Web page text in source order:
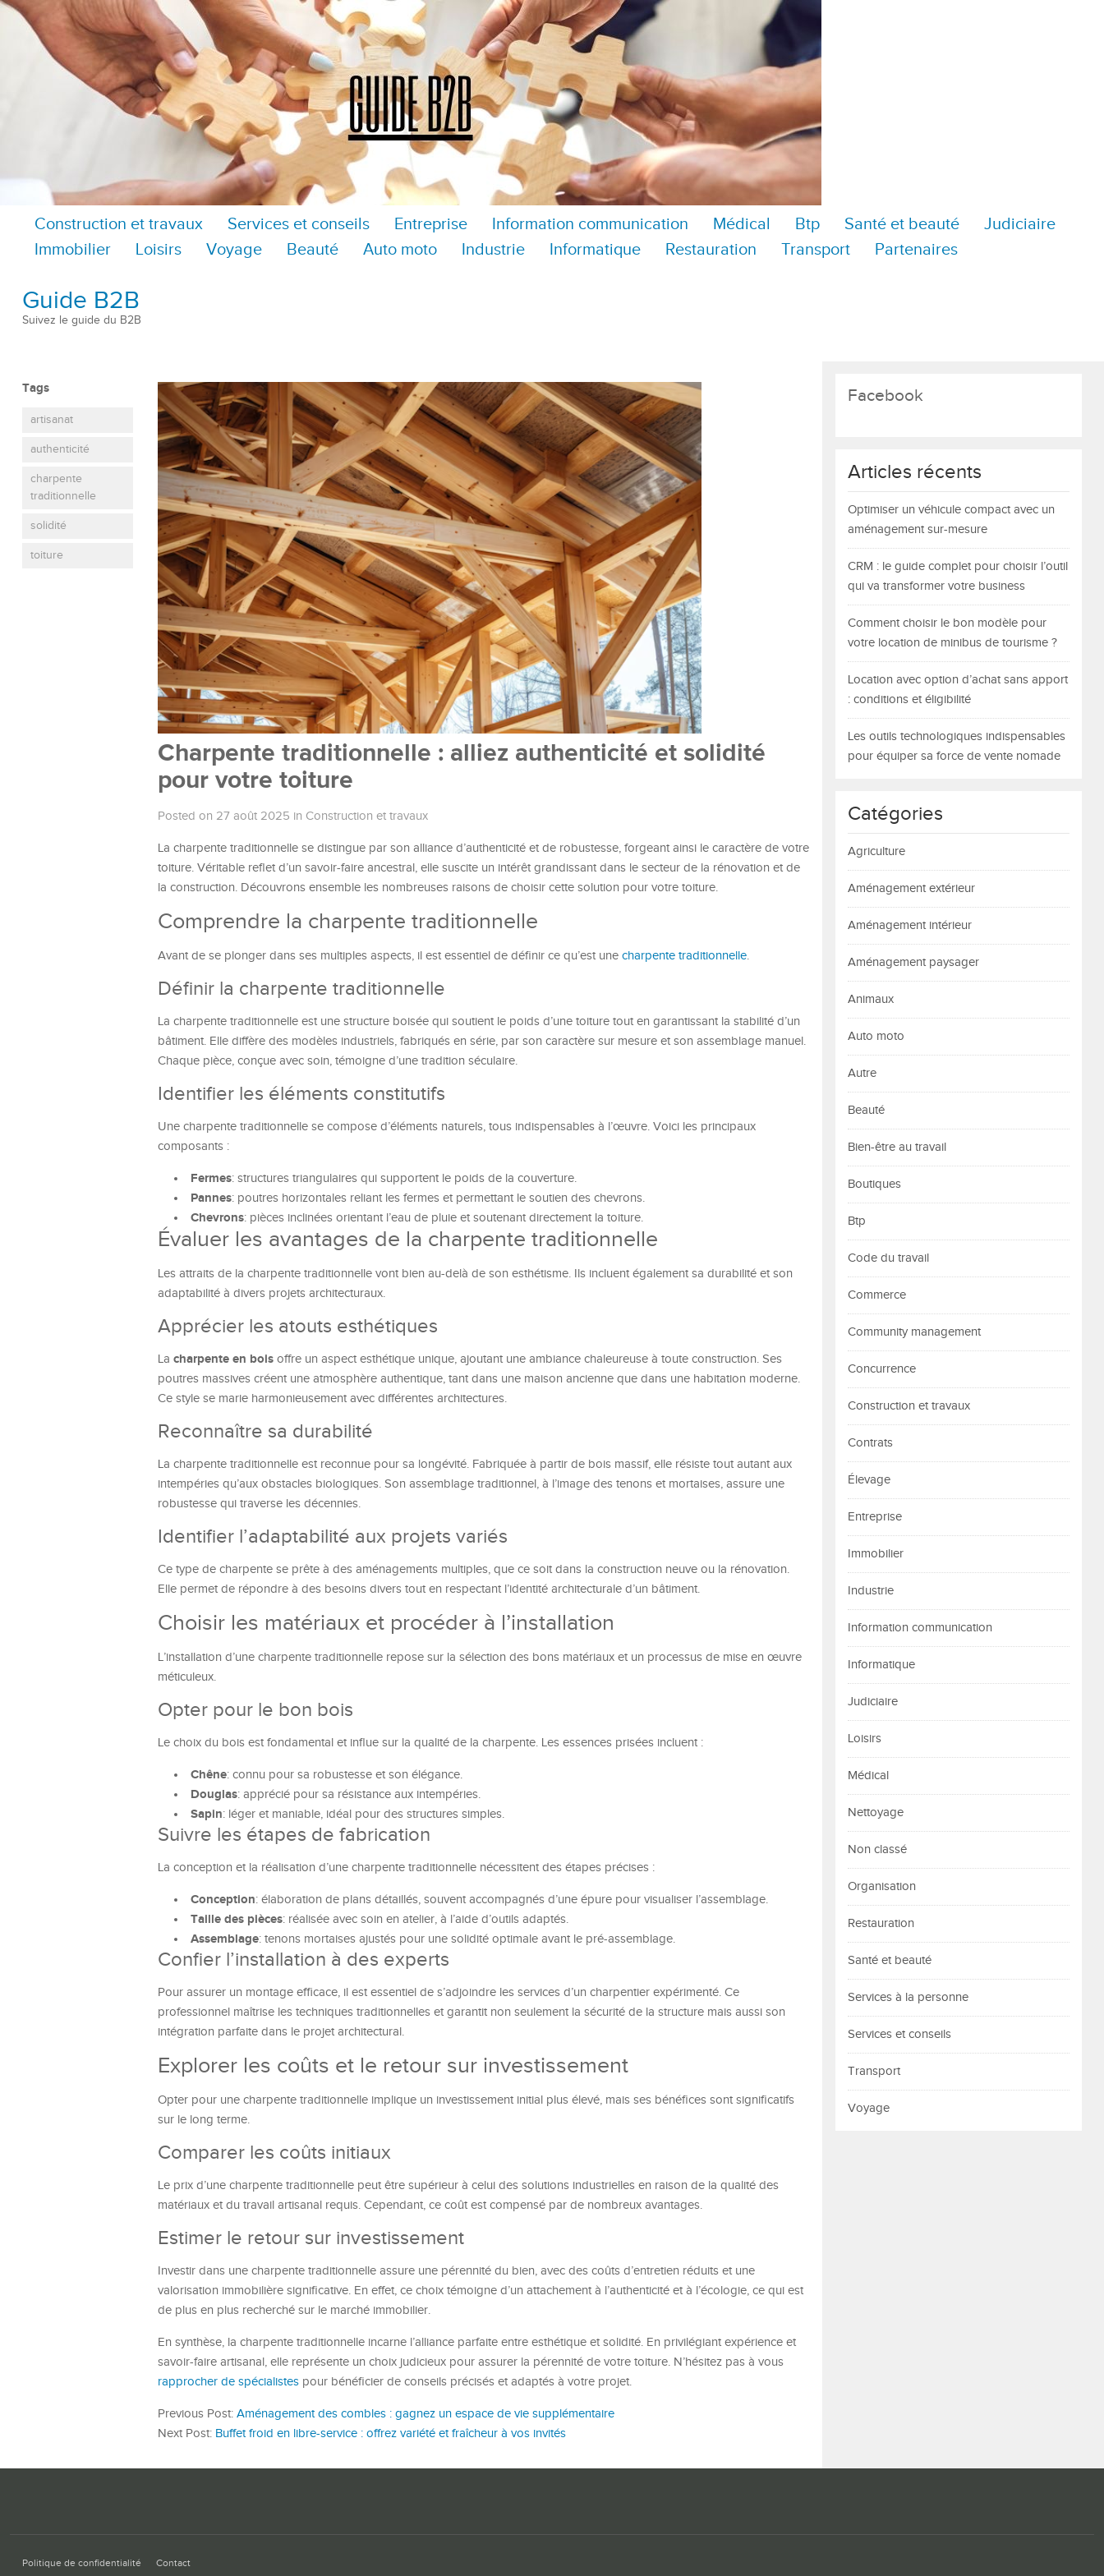
Construction et travaux Services et conseils Entreprise Information communication Médical Btp Santé et beauté
Judiciaire
Immobilier
Loisirs Voyage Beauté Auto moto Industrie Informatique Restauration Transport Partenaires
Guide B2B
Suivez le guide du B2B
Tags
artisanat
authenticité
charpente
traditionnelle
solidité
toiture
Charpente traditionnelle : alliez authenticité et solidité
pour votre toiture
Posted on 27 août 2025 in Construction et travaux
La charpente traditionnelle se distingue par son alliance d’authenticité et de robustesse, forgeant ainsi le caractère de votre
toiture. Véritable reflet d’un savoir-faire ancestral, elle suscite un intérêt grandissant dans le secteur de la rénovation et de
la construction. Découvrons ensemble les nombreuses raisons de choisir cette solution pour votre toiture.
Comprendre la charpente traditionnelle
Avant de se plonger dans ses multiples aspects, il est essentiel de définir ce qu’est une charpente traditionnelle.
Définir la charpente traditionnelle
La charpente traditionnelle est une structure boisée qui soutient le poids d’une toiture tout en garantissant la stabilité d’un
bâtiment. Elle diffère des modèles industriels, fabriqués en série, par son caractère sur mesure et son assemblage manuel.
Chaque pièce, conçue avec soin, témoigne d’une tradition séculaire.
Identifier les éléments constitutifs
Une charpente traditionnelle se compose d’éléments naturels, tous indispensables à l’œuvre. Voici les principaux
composants :
Fermes: structures triangulaires qui supportent le poids de la couverture.
Pannes: poutres horizontales reliant les fermes et permettant le soutien des chevrons.
Chevrons: pièces inclinées orientant l’eau de pluie et soutenant directement la toiture.
Évaluer les avantages de la charpente traditionnelle
Les attraits de la charpente traditionnelle vont bien au-delà de son esthétisme. Ils incluent également sa durabilité et son
adaptabilité à divers projets architecturaux.
Apprécier les atouts esthétiques
La charpente en bois offre un aspect esthétique unique, ajoutant une ambiance chaleureuse à toute construction. Ses
poutres massives créent une atmosphère authentique, tant dans une maison ancienne que dans une habitation moderne.
Ce style se marie harmonieusement avec différentes architectures.
Reconnaître sa durabilité
La charpente traditionnelle est reconnue pour sa longévité. Fabriquée à partir de bois massif, elle résiste tout autant aux
intempéries qu’aux obstacles biologiques. Son assemblage traditionnel, à l’image des tenons et mortaises, assure une
robustesse qui traverse les décennies.
Identifier l’adaptabilité aux projets variés
Ce type de charpente se prête à des aménagements multiples, que ce soit dans la construction neuve ou la rénovation.
Elle permet de répondre à des besoins divers tout en respectant l’identité architecturale d’un bâtiment.
Choisir les matériaux et procéder à l’installation
L’installation d’une charpente traditionnelle repose sur la sélection des bons matériaux et un processus de mise en œuvre
méticuleux.
Opter pour le bon bois
Le choix du bois est fondamental et influe sur la qualité de la charpente. Les essences prisées incluent :
Chêne: connu pour sa robustesse et son élégance.
Douglas: apprécié pour sa résistance aux intempéries.
Sapin: léger et maniable, idéal pour des structures simples.
Suivre les étapes de fabrication
La conception et la réalisation d’une charpente traditionnelle nécessitent des étapes précises :
Conception: élaboration de plans détaillés, souvent accompagnés d’une épure pour visualiser l’assemblage.
Taille des pièces: réalisée avec soin en atelier, à l’aide d’outils adaptés.
Assemblage: tenons mortaises ajustés pour une solidité optimale avant le pré-assemblage.
Confier l’installation à des experts
Pour assurer un montage efficace, il est essentiel de s’adjoindre les services d’un charpentier expérimenté. Ce
professionnel maîtrise les techniques traditionnelles et garantit non seulement la sécurité de la structure mais aussi son
intégration parfaite dans le projet architectural.
Explorer les coûts et le retour sur investissement
Opter pour une charpente traditionnelle implique un investissement initial plus élevé, mais ses bénéfices sont significatifs
sur le long terme.
Comparer les coûts initiaux
Le prix d’une charpente traditionnelle peut être supérieur à celui des solutions industrielles en raison de la qualité des
matériaux et du travail artisanal requis. Cependant, ce coût est compensé par de nombreux avantages.
Estimer le retour sur investissement
Investir dans une charpente traditionnelle assure une pérennité du bien, avec des coûts d’entretien réduits et une
valorisation immobilière significative. En effet, ce choix témoigne d’un attachement à l’authenticité et à l’écologie, ce qui est
de plus en plus recherché sur le marché immobilier.
En synthèse, la charpente traditionnelle incarne l’alliance parfaite entre esthétique et solidité. En privilégiant expérience et
savoir-faire artisanal, elle représente un choix judicieux pour assurer la pérennité de votre toiture. N’hésitez pas à vous
rapprocher de spécialistes pour bénéficier de conseils précisés et adaptés à votre projet.
Previous Post: Aménagement des combles : gagnez un espace de vie supplémentaire
Next Post: Buffet froid en libre-service : offrez variété et fraîcheur à vos invités
Facebook
Articles récents
Optimiser un véhicule compact avec un
aménagement sur-mesure
CRM : le guide complet pour choisir l’outil
qui va transformer votre business
Comment choisir le bon modèle pour
votre location de minibus de tourisme ?
Location avec option d’achat sans apport
: conditions et éligibilité
Les outils technologiques indispensables
pour équiper sa force de vente nomade
Catégories
Agriculture
Aménagement extérieur
Aménagement intérieur
Aménagement paysager
Animaux
Auto moto
Autre
Beauté
Bien-être au travail
Boutiques
Btp
Code du travail
Commerce
Community management
Concurrence
Construction et travaux
Contrats
Élevage
Entreprise
Immobilier
Industrie
Information communication
Informatique
Judiciaire
Loisirs
Médical
Nettoyage
Non classé
Organisation
Restauration
Santé et beauté
Services à la personne
Services et conseils
Transport
Voyage
Politique de confidentialité Contact